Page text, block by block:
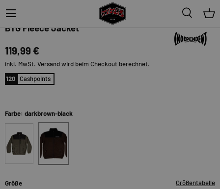
Suche
Menü
Independent
BTG Fleece Jacket
119,99 €
inkl. MwSt. Versandwird beim Checkout berechnet.
120
Cashpoints
Farbe: darkbrown-black
Größe Größentabelle